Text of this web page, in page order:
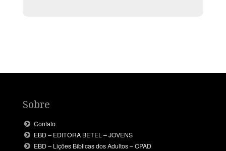
Sobre
Contato
EBD – EDITORA BETEL – JOVENS
EBD – Lições Bíblicas dos Adultos – CPAD